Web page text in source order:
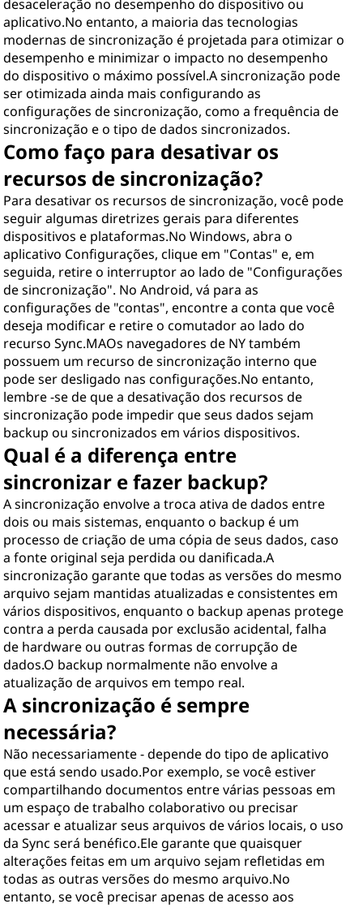
desaceleração no desempenho do dispositivo ou
aplicativo.No entanto, a maioria das tecnologias
modernas de sincronização é projetada para otimizar o
desempenho e minimizar o impacto no desempenho
do dispositivo o máximo possível.A sincronização pode
ser otimizada ainda mais configurando as
configurações de sincronização, como a frequência de
sincronização e o tipo de dados sincronizados.
Como faço para desativar os
recursos de sincronização?
Para desativar os recursos de sincronização, você pode
seguir algumas diretrizes gerais para diferentes
dispositivos e plataformas.No Windows, abra o
aplicativo Configurações, clique em "Contas" e, em
seguida, retire o interruptor ao lado de "Configurações
de sincronização". No Android, vá para as
configurações de "contas", encontre a conta que você
deseja modificar e retire o comutador ao lado do
recurso Sync.MAOs navegadores de NY também
possuem um recurso de sincronização interno que
pode ser desligado nas configurações.No entanto,
lembre -se de que a desativação dos recursos de
sincronização pode impedir que seus dados sejam
backup ou sincronizados em vários dispositivos.
Qual é a diferença entre
sincronizar e fazer backup?
A sincronização envolve a troca ativa de dados entre
dois ou mais sistemas, enquanto o backup é um
processo de criação de uma cópia de seus dados, caso
a fonte original seja perdida ou danificada.A
sincronização garante que todas as versões do mesmo
arquivo sejam mantidas atualizadas e consistentes em
vários dispositivos, enquanto o backup apenas protege
contra a perda causada por exclusão acidental, falha
de hardware ou outras formas de corrupção de
dados.O backup normalmente não envolve a
atualização de arquivos em tempo real.
A sincronização é sempre
necessária?
Não necessariamente - depende do tipo de aplicativo
que está sendo usado.Por exemplo, se você estiver
compartilhando documentos entre várias pessoas em
um espaço de trabalho colaborativo ou precisar
acessar e atualizar seus arquivos de vários locais, o uso
da Sync será benéfico.Ele garante que quaisquer
alterações feitas em um arquivo sejam refletidas em
todas as outras versões do mesmo arquivo.No
entanto, se você precisar apenas de acesso aos